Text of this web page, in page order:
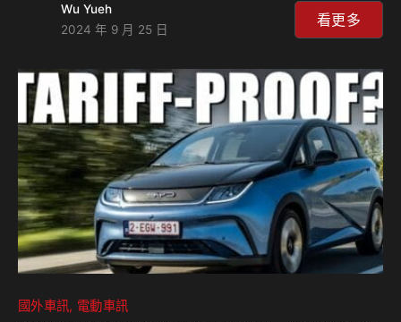
長，T03是一款適合城市駕駛的小型電動車，定價從18,900歐
元(約台幣67.4萬元)起，C10則是一款較大的休旅，售價從
2020年於中國市場推出，這次進入歐洲市場，主打經濟實惠
路線，T03的目標競爭對手包括Dacia Spring、Citroen e-
C3、Fiat Panda等，它…
Wu Yueh
2024 年 9 月 25 日
看更多
國外車訊 電動車訊